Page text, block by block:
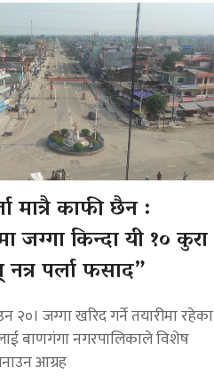
मात्रै काफी छैन :
जग्गा किन्दा यी १० कुरा
पर्ला फसाद”
२०। जग्गा खरिद गर्ने तयारीमा रहेका
बाणगंगा नगरपालिकाले विशेष
आग्रह